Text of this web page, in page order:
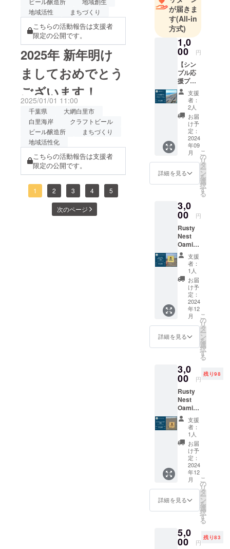
地域活性
まちづくり
こちらの活動報告は支援者
限定の公開です。
2025年 新年明け
ましておめでとう
ございます！
2025/01/01 11:00
千葉県
大網白里市
白里海岸
クラフトビール
ビール醸造所
まちづくり
地域活性化
こちらの活動報告は支援者
限定の公開です。
1 2 3 4 5
次のページ
くお願い致
します
が届きま
す(All-in
方式)
1,0
00 円
【シン
プル応
援プラ
ン】 特
に欲し
いリ
ターン
はいら
ない、
しかし
大網白
里市を
盛り上
げる取
り組み
を応援
という
方々向
け。 お
礼の気
持ちを
メール
でお送
りしま
す。ま
た、定
期的に
ご支援
者様限
定の活
動報告
もお届
けいた
を持っ
て大網
白里市
を盛り
上げま
しょ
う！ ※
支援額
は1,000
円から
自由に
設定で
きま
す。
支援
者：
2人
お届
け予
定：
2024
年09
月
詳細を見る
こ
の
リ
タ
ー
ン
を
選
択
す
る
3,0
00 円
Rusty
Nest
Oamish
irasato
のオリ
ジナル
ロゴス
テッ
カーで
す。 ️★
オリジ
ナルス
テッ
カー 1
個 ️★ お
礼の
セージ
支援
者：
1人
お届
け予
定：
2024
年12
月
詳細を見る
こ
の
リ
タ
ー
ン
を
選
択
す
る
3,0
00 円
残り98
Rusty
Nest
Oamish
irasato
のオリ
ジナル
コース
ターで
す。 ️★
オリジ
ナル
コース
ター 1
個 ️★ お
礼の
メッ
支援
者：
1人
お届
け予
定：
2024
年12
月
詳細を見る
こ
の
リ
タ
ー
ン
を
選
択
す
る
5,0
00 円
残り83